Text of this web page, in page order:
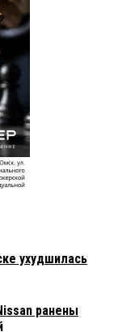
ухудшилась
ранены